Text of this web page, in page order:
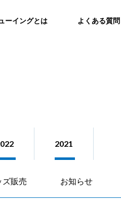
ーイングとは よくある質問
2021
ズ販売 お知らせ